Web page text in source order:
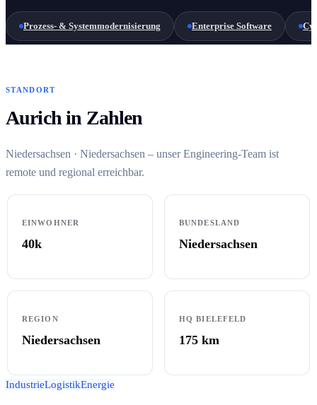
Prozess- & Systemmodernisierung Enterprise Software
STANDORT
Aurich in Zahlen
Niedersachsen · Niedersachsen – unser Engineering-Team ist
remote und regional erreichbar.
EINWOHNER
40k
BUNDESLAND
Niedersachsen
REGION
Niedersachsen
HQ BIELEFELD
175 km
IndustrieLogistikEnergie